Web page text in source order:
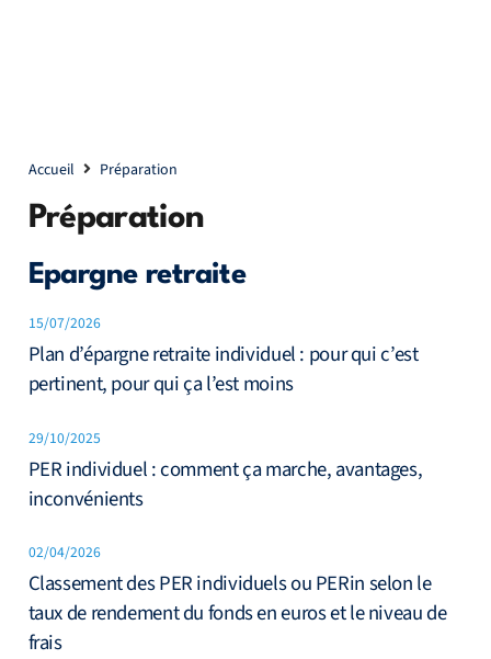
Accueil Préparation
Préparation
Epargne retraite
15/07/2026
Plan d’épargne retraite individuel : pour qui c’est
pertinent, pour qui ça l’est moins
29/10/2025
PER individuel : comment ça marche, avantages,
inconvénients
02/04/2026
Classement des PER individuels ou PERin selon le
taux de rendement du fonds en euros et le niveau de
frais